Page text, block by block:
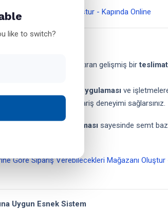
Online Mağazanı Oluştur - Kapında Online
süreçlerini kolaylaştıran gelişmiş bir
mobil sipariş uygulaması ve
hızlı ve sorunsuz bir sipariş deneyimi sağlarsınız.
yerel market uygulaması sayesinde semt
Göre Sipariş Verebilecekleri Mağazanı Oluştur
Uygun Esnek Sistem
like to switch?